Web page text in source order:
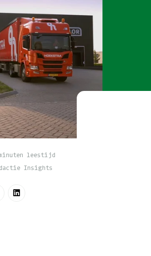
leestijd
Insights